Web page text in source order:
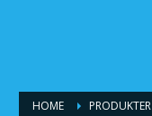
HOME PRODUKTER